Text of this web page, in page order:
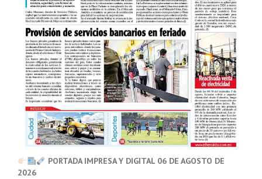
PORTADA IMPRESA Y DIGITAL 06 DE AGOSTO DE
2026